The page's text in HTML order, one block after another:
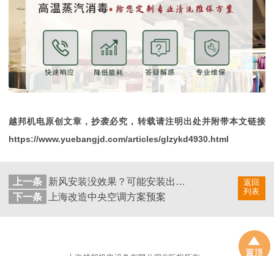
越邦机电原创文章，抄袭必究，转载请注明出处并附带本文链接
https://www.yuebangjd.com/articles/glzykd4930.html
返回
列表
上一条
新风安装没效果？可能安装出现了问题!
下一条
上海改造中央空调方案预案